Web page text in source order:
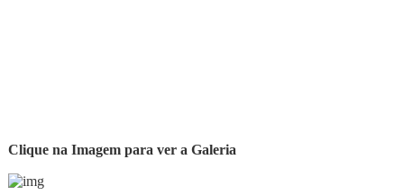
Clique na Imagem para ver a Galeria